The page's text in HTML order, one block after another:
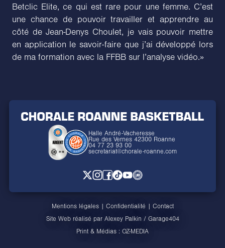
Betclic Elite, ce qui est rare pour une femme. C’est
une chance de pouvoir travailler et apprendre au
côté de Jean-Denys Choulet, je vais pouvoir mettre
en application le savoir-faire que j’ai développé lors
de ma formation avec la FFBB sur l’analyse vidéo.»
Halle André-Vacheresse
Rue des Vernes 42300 Roanne
04 77 23 93 00
secretariat@chorale-roanne.com
Mentions légales| Confidentialité | Contact
Site Web réalisé par Alexey Palkin / Garage404
Print & Médias : OZ-MEDIA